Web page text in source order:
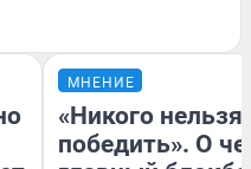
МНЕНИЕ
«Никого нельзя
победить». О